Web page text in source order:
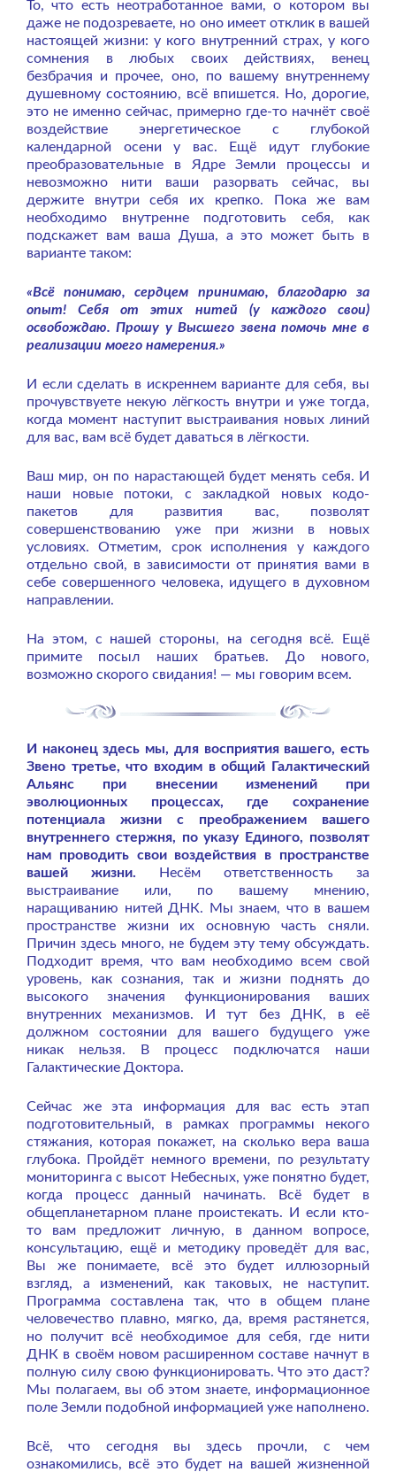
То, что есть неотработанное вами, о котором вы
даже не подозреваете, но оно имеет отклик в вашей
настоящей жизни: у кого внутренний страх, у кого
сомнения в любых своих действиях, венец
безбрачия и прочее, оно, по вашему внутреннему
душевному состоянию, всё впишется. Но, дорогие,
это не именно сейчас, примерно где-то начнёт своё
воздействие энергетическое с глубокой
календарной осени у вас. Ещё идут глубокие
преобразовательные в Ядре Земли процессы и
невозможно нити ваши разорвать сейчас, вы
держите внутри себя их крепко. Пока же вам
необходимо внутренне подготовить себя, как
подскажет вам ваша Душа, а это может быть в
варианте таком:
«Всё понимаю, сердцем принимаю, благодарю за
опыт! Себя от этих нитей (у каждого свои)
освобождаю. Прошу у Высшего звена помочь мне в
реализации моего намерения.»
И если сделать в искреннем варианте для себя, вы
прочувствуете некую лёгкость внутри и уже тогда,
когда момент наступит выстраивания новых линий
для вас, вам всё будет даваться в лёгкости.
Ваш мир, он по нарастающей будет менять себя. И
наши новые потоки, с закладкой новых кодо-
пакетов для развития вас, позволят
совершенствованию уже при жизни в новых
условиях. Отметим, срок исполнения у каждого
отдельно свой, в зависимости от принятия вами в
себе совершенного человека, идущего в духовном
направлении.
На этом, с нашей стороны, на сегодня всё. Ещё
примите посыл наших братьев. До нового,
возможно скорого свидания! — мы говорим всем.
И наконец здесь мы, для восприятия вашего, есть
Звено третье, что входим в общий Галактический
Альянс при внесении изменений при
эволюционных процессах, где сохранение
потенциала жизни с преображением вашего
внутреннего стержня, по указу Единого, позволят
нам проводить свои воздействия в пространстве
вашей жизни. Несём ответственность за
выстраивание или, по вашему мнению,
наращиванию нитей ДНК. Мы знаем, что в вашем
пространстве жизни их основную часть сняли.
Причин здесь много, не будем эту тему обсуждать.
Подходит время, что вам необходимо всем свой
уровень, как сознания, так и жизни поднять до
высокого значения функционирования ваших
внутренних механизмов. И тут без ДНК, в её
должном состоянии для вашего будущего уже
никак нельзя. В процесс подключатся наши
Галактические Доктора.
Сейчас же эта информация для вас есть этап
подготовительный, в рамках программы некого
стяжания, которая покажет, на сколько вера ваша
глубока. Пройдёт немного времени, по результату
мониторинга с высот Небесных, уже понятно будет,
когда процесс данный начинать. Всё будет в
общепланетарном плане проистекать. И если кто-
то вам предложит личную, в данном вопросе,
консультацию, ещё и методику проведёт для вас,
Вы же понимаете, всё это будет иллюзорный
взгляд, а изменений, как таковых, не наступит.
Программа составлена так, что в общем плане
человечество плавно, мягко, да, время растянется,
но получит всё необходимое для себя, где нити
ДНК в своём новом расширенном составе начнут в
полную силу свою функционировать. Что это даст?
Мы полагаем, вы об этом знаете, информационное
поле Земли подобной информацией уже наполнено.
Всё, что сегодня вы здесь прочли, с чем
ознакомились, всё это будет на вашей жизненной